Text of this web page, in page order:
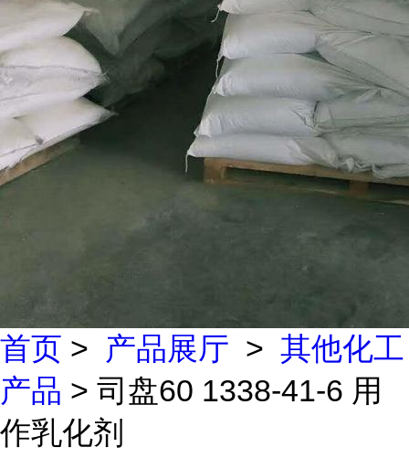
首页 > 产品展厅 > 其他化工
产品 > 司盘60 1338-41-6 用
作乳化剂